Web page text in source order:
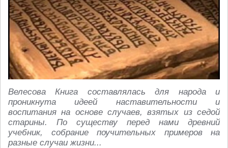
Велесова Книга составлялась для народа и
проникнута идеей наставительности и
воспитания на основе случаев, взятых из седой
старины. По существу перед нами древний
учебник, собрание поучительных примеров на
разные случаи жизни...